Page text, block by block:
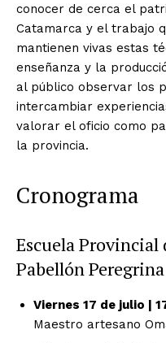
conocer de cerca el
Catamarca y el trabajo
mantienen vivas estas
enseñanza y la
al público observar los
intercambiar
valorar el oficio como
la provincia.
Cronograma
Escuela Provincial
Pabellón
Viernes 17 de julio |
Maestro artesano